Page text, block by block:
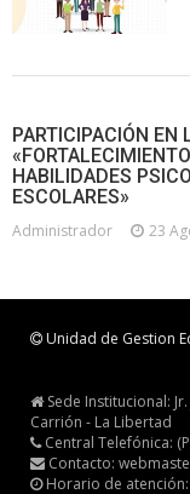
PARTICIPACIÓN EN
HABILIDADES
ESCOLARES»
Administrador 23
Unidad de Gestion
Sede Institucional:
Carrión - La Libertad
Central Telefónica:
Contacto:
Horario de atención: